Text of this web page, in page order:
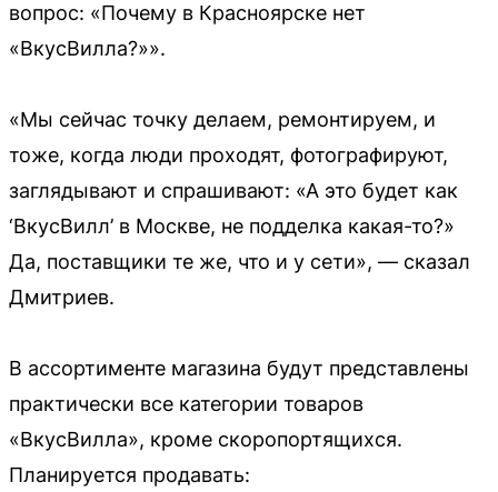
вопрос: «Почему в Красноярске нет
«ВкусВилла?»».
«Мы сейчас точку делаем, ремонтируем, и
тоже, когда люди проходят, фотографируют,
заглядывают и спрашивают: «А это будет как
‘ВкусВилл’ в Москве, не подделка какая-то?»
Да, поставщики те же, что и у сети», — сказал
Дмитриев.
В ассортименте магазина будут представлены
практически все категории товаров
«ВкусВилла», кроме скоропортящихся.
Планируется продавать: